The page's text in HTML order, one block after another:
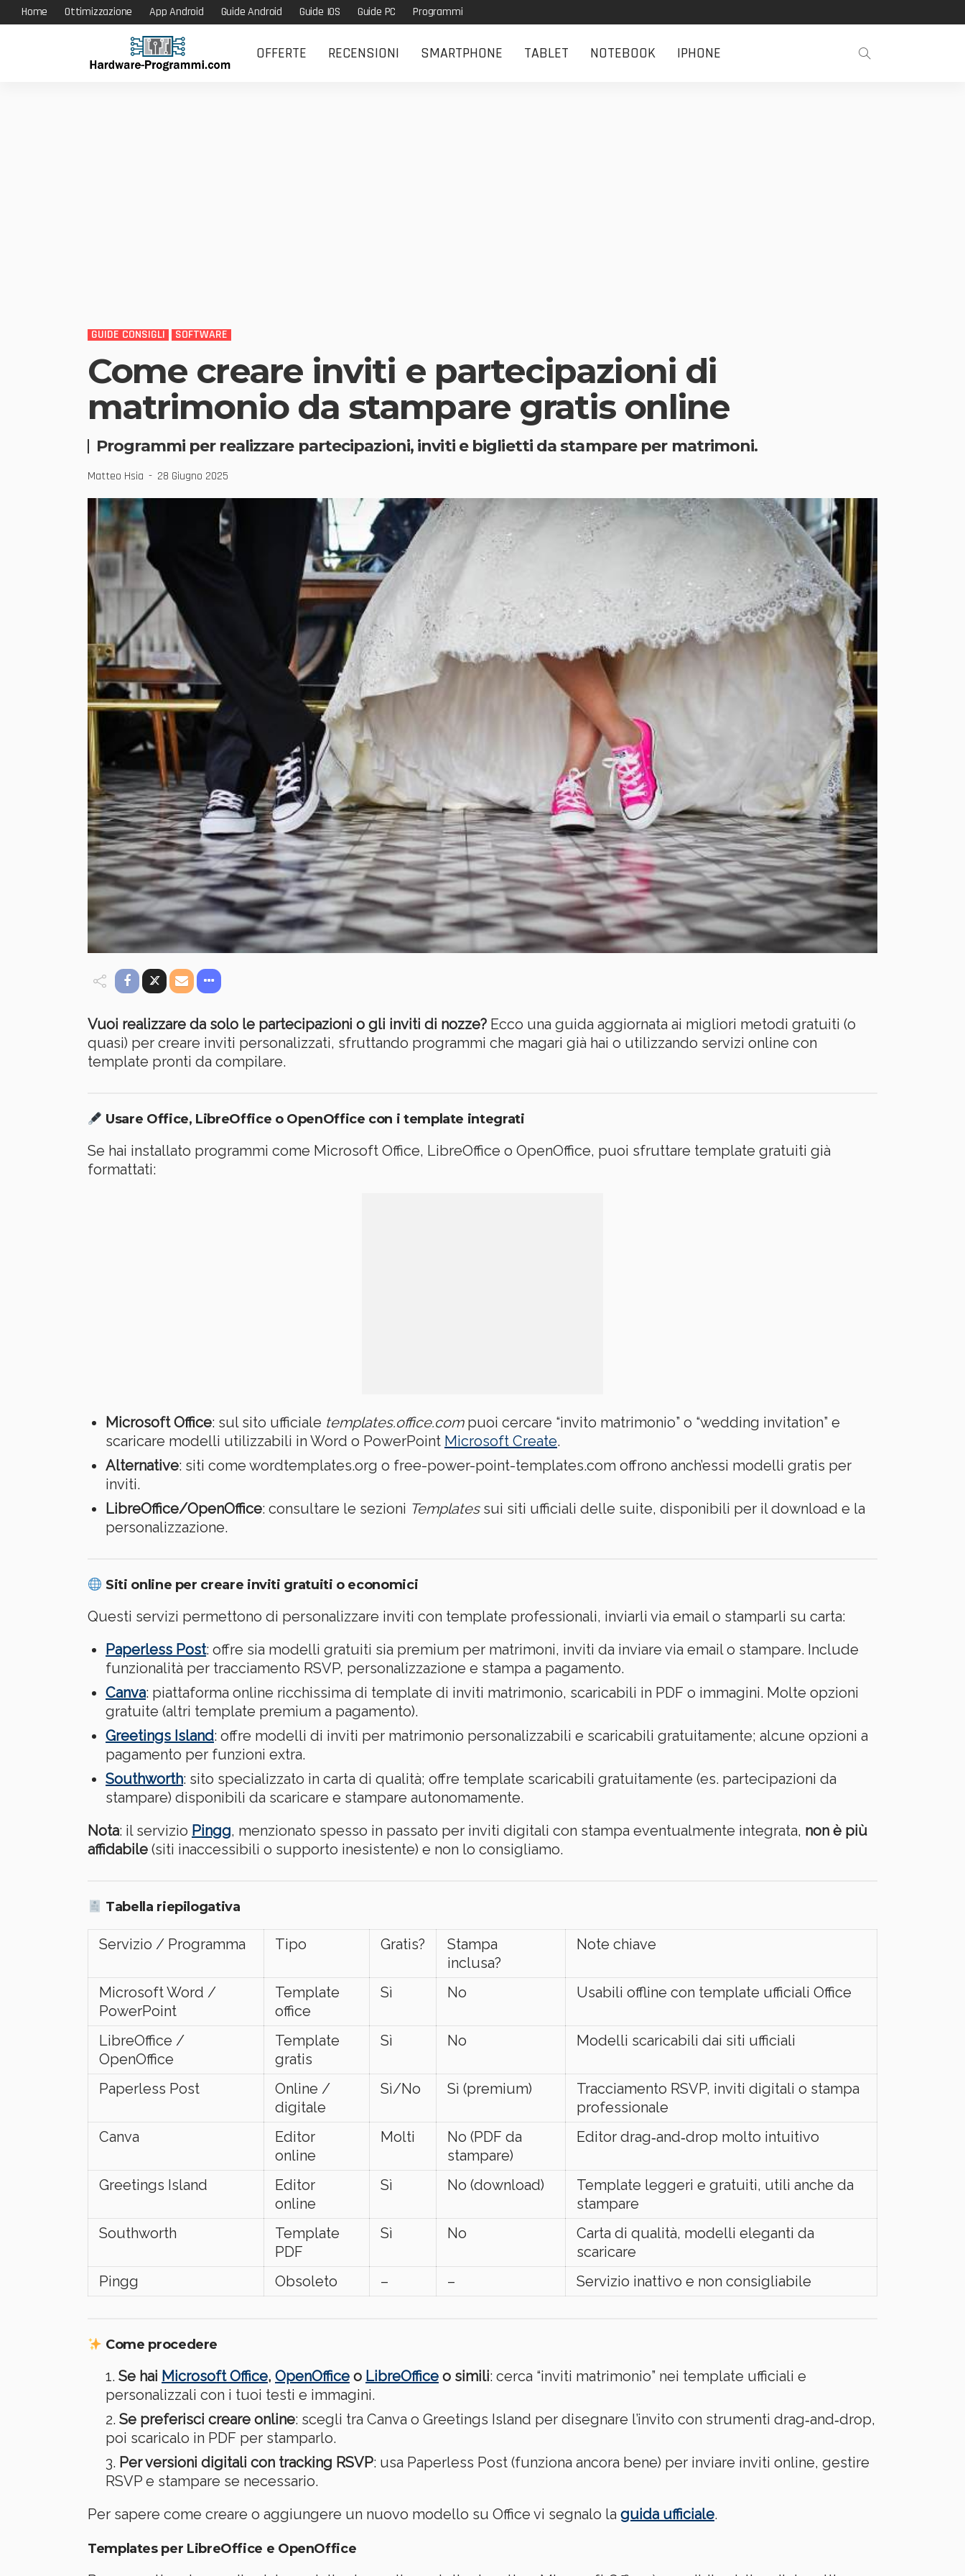
Home Ottimizzazione App Android Guide Android Guide IOS Guide PC Programmi
OFFERTE RECENSIONI SMARTPHONE TABLET NOTEBOOK IPHONE
GUIDE CONSIGLI SOFTWARE
Come creare inviti e partecipazioni di
matrimonio da stampare gratis online
Programmi per realizzare partecipazioni, inviti e biglietti da stampare per matrimoni.
Matteo Hsia 28 Giugno 2025
Vuoi realizzare da solo le partecipazioni o gli inviti di nozze? Ecco una guida aggiornata ai migliori metodi gratuiti (o
quasi) per creare inviti personalizzati, sfruttando programmi che magari già hai o utilizzando servizi online con
template pronti da compilare.
Usare Office, LibreOffice o OpenOffice con i template integrati
Se hai installato programmi come Microsoft Office, LibreOffice o OpenOffice, puoi sfruttare template gratuiti già
formattati:
Microsoft Office: sul sito ufficiale templates.office.compuoi cercare “invito matrimonio” o “wedding invitation” e
scaricare modelli utilizzabili in Word o PowerPoint Microsoft Create.
Alternative: siti come wordtemplates.org o free-power-point-templates.com offrono anch’essi modelli gratis per
inviti.
LibreOffice/OpenOffice: consultare le sezioni Templatessui siti ufficiali delle suite, disponibili per il download e la
personalizzazione.
Siti online per creare inviti gratuiti o economici
Questi servizi permettono di personalizzare inviti con template professionali, inviarli via email o stamparli su carta:
Paperless Post: offre sia modelli gratuiti sia premium per matrimoni, inviti da inviare via email o stampare. Include
funzionalità per tracciamento RSVP, personalizzazione e stampa a pagamento.
Canva: piattaforma online ricchissima di template di inviti matrimonio, scaricabili in PDF o immagini. Molte opzioni
gratuite (altri template premium a pagamento).
Greetings Island: offre modelli di inviti per matrimonio personalizzabili e scaricabili gratuitamente; alcune opzioni a
pagamento per funzioni extra.
Southworth: sito specializzato in carta di qualità; offre template scaricabili gratuitamente (es. partecipazioni da
stampare) disponibili da scaricare e stampare autonomamente.
Nota: il servizio Pingg, menzionato spesso in passato per inviti digitali con stampa eventualmente integrata, non è più
affidabile (siti inaccessibili o supporto inesistente) e non lo consigliamo.
Tabella riepilogativa
Servizio / Programma Tipo Gratis?
Stampa
inclusa?
Note chiave
Microsoft Word /
PowerPoint
Template
office
Sì No Usabili offline con template ufficiali Office
LibreOffice /
OpenOffice
Template
gratis
Sì No Modelli scaricabili dai siti ufficiali
Paperless Post
Online /
digitale
Sì/No Sì (premium)
Tracciamento RSVP, inviti digitali o stampa
professionale
Canva
Editor
online
Molti
No (PDF da
stampare)
Editor drag‑and‑drop molto intuitivo
Greetings Island
Editor
online
Sì No (download)
Template leggeri e gratuiti, utili anche da
stampare
Southworth
Template
PDF
Sì No
Carta di qualità, modelli eleganti da
scaricare
Pingg
Obsoleto – – Servizio inattivo e non consigliabile
Come procedere
Se hai Microsoft Office, OpenOffice o LibreOffice o simili: cerca “inviti matrimonio” nei template ufficiali e
personalizzali con i tuoi testi e immagini.
Se preferisci creare online: scegli tra Canva o Greetings Island per disegnare l’invito con strumenti drag‑and‑drop,
poi scaricalo in PDF per stamparlo.
Per versioni digitali con tracking RSVP: usa Paperless Post (funziona ancora bene) per inviare inviti online, gestire
RSVP e stampare se necessario.
Per sapere come creare o aggiungere un nuovo modello su Office vi segnalo la guida ufficiale.
Templates per LibreOffice e OpenOffice